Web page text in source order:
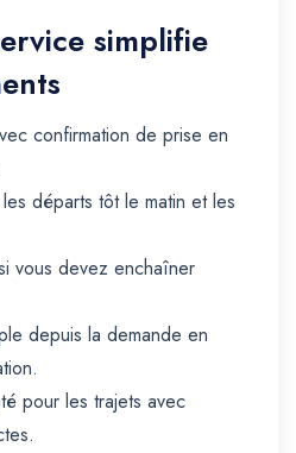
simplifie
confirmation de prise en
départs tôt le matin et les
vous devez enchaîner
depuis la demande en
pour les trajets avec